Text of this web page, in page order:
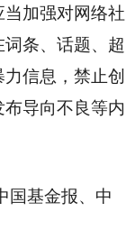
加强对网络社
条、话题、超
信息，禁止创
导向不良等内
国基金报、中